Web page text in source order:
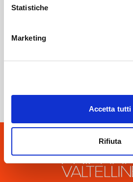
Statistiche
Marketing
Accetta tutti
Rifiuta
SOF Società Onoranze